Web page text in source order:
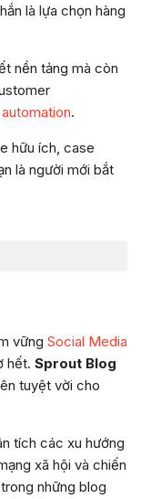
là lựa chọn hàng
nền tảng mà còn
.
hữu ích, case
là người mới bắt
vững Social Media
hết. Sprout Blog
tuyệt vời cho
tích các xu hướng
xã hội và chiến
những blog